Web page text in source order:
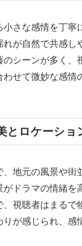
さな感情を丁
が自然で共感
シーンが多く、
せて微妙な感
とロケーショ
、地元の風景や
ドラマの情緒
視聴者はまるで
が感じられ、